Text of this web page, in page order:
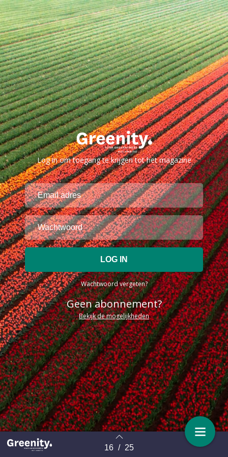
Terug naar overzicht 16 / 25
Log in om toegang te krijgen tot het magazine
Wachtwoord vergeten?
Geen abonnement?
Bekijk de mogelijkheden